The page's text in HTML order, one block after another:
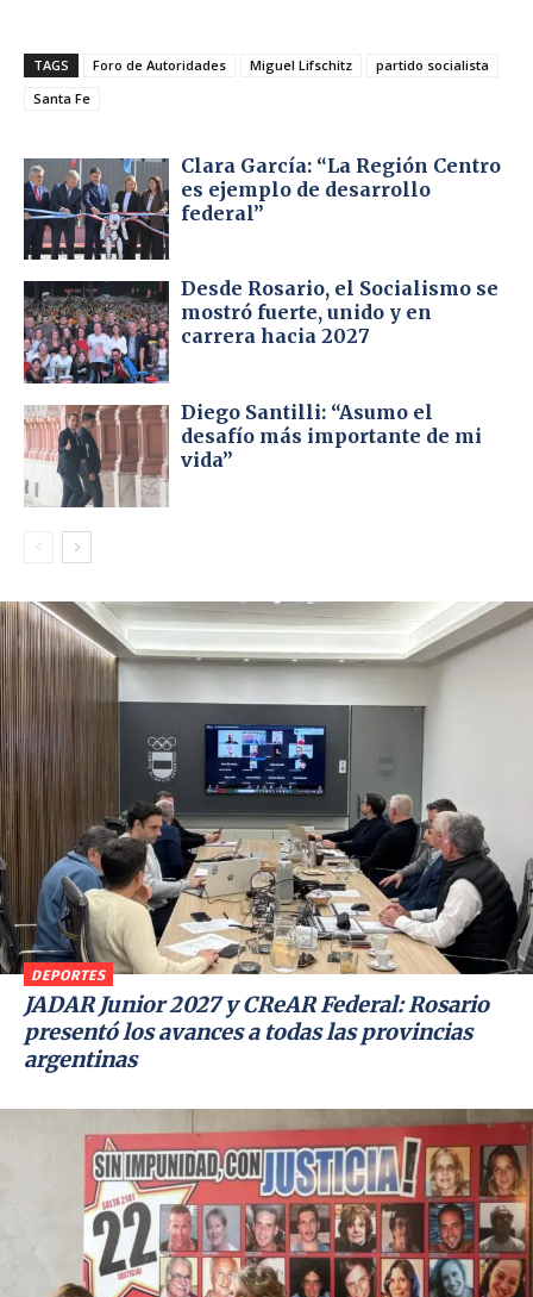
TAGS Foro de Autoridades Miguel Lifschitz
partido socialista
Santa Fe
Clara García: “La Región Centro
es ejemplo de desarrollo
federal”
Desde Rosario, el Socialismo se
mostró fuerte, unido y en
carrera hacia 2027
Diego Santilli: “Asumo el
desafío más importante de mi
vida”
DEPORTES
JADAR Junior 2027 y CReAR Federal: Rosario
presentó los avances a todas las provincias
argentinas